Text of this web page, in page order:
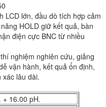
LCD lớn, đầu dò tích hợp cảm
HOLD giữ kết quả, bàn
điện cực BNC từ nhiều
nghiệm nghiên cứu, giảng
vận hành, kết quả ổn định,
lâu dài.
16.00 pH.